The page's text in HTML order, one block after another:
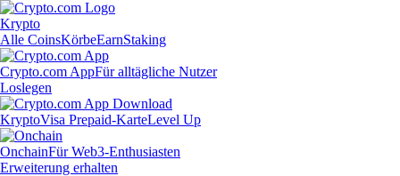
Krypto
Alle CoinsKörbeEarnStaking
Crypto.com AppFür alltägliche Nutzer
Loslegen
KryptoVisa Prepaid-KarteLevel Up
OnchainFür Web3-Enthusiasten
Erweiterung erhalten